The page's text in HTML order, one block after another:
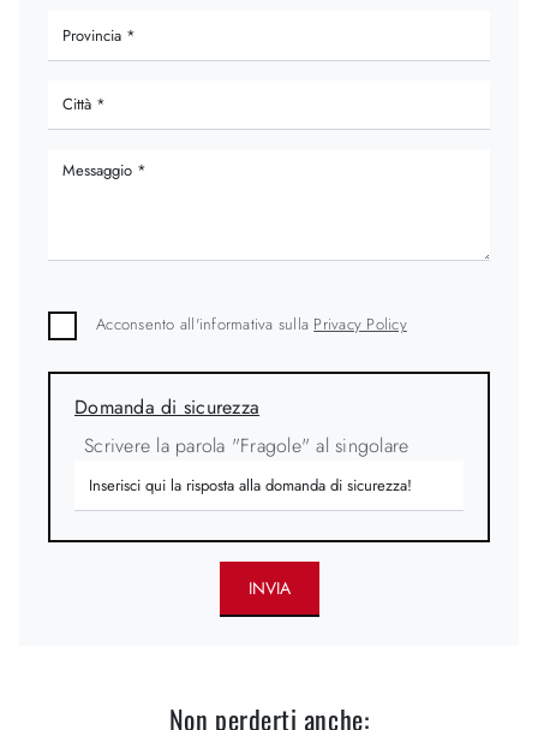
Acconsento all'informativa sulla Privacy Policy
Domanda di sicurezza
Scrivere la parola "Fragole" al singolare
INVIA
Non perderti anche: